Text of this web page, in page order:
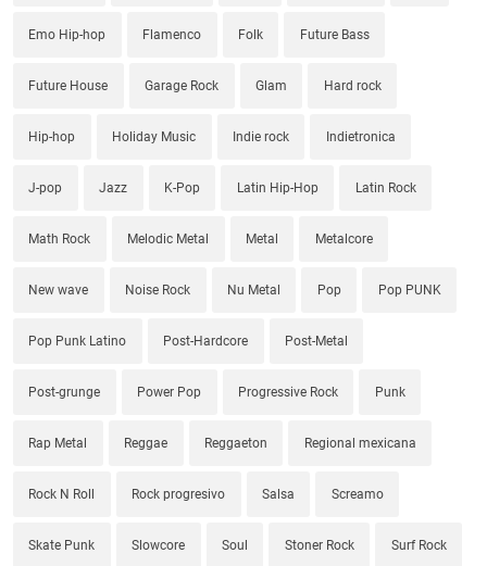
Emo Hip-hop Flamenco Folk Future Bass
Future House Garage Rock Glam Hard rock
Hip-hop Holiday Music Indie rock Indietronica
J-pop Jazz K-Pop Latin Hip-Hop Latin Rock
Math Rock Melodic Metal Metal Metalcore
New wave Noise Rock Nu Metal Pop Pop PUNK
Pop Punk Latino Post-Hardcore Post-Metal
Post-grunge Power Pop Progressive Rock Punk
Rap Metal Reggae Reggaeton Regional mexicana
Rock N Roll Rock progresivo Salsa Screamo
Skate Punk Slowcore Soul Stoner Rock Surf Rock